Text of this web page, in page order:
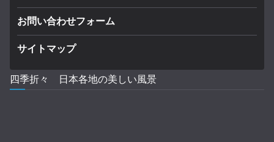
お問い合わせフォーム
サイトマップ
四季折々 日本各地の美しい風景